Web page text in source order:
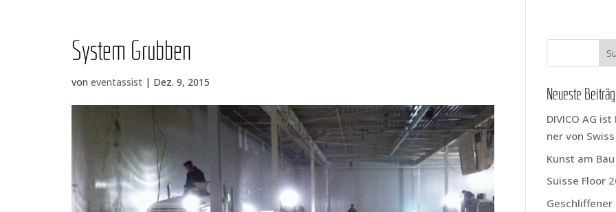
Sys­tem Grubben
voneventassist | Dez. 9, 2015
Neu­es­te
DIVICO AG
ner von
Kunst am Bau
Suis­se Flo­or
Geschlif­fe­ner